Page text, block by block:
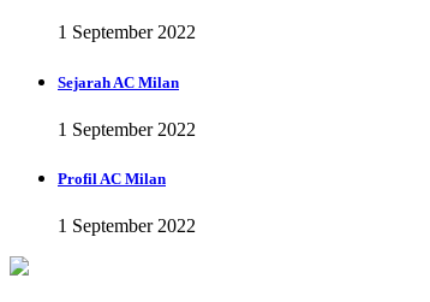
1 September 2022
Sejarah AC Milan
1 September 2022
Profil AC Milan
1 September 2022